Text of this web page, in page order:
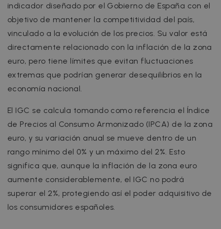
indicador diseñado por el Gobierno de España con el
objetivo de mantener la competitividad del país,
vinculado a la evolución de los precios. Su valor está
directamente relacionado con la inflación de la zona
euro, pero tiene límites que evitan fluctuaciones
extremas que podrían generar desequilibrios en la
economía nacional.
El IGC se calcula tomando como referencia el Índice
de Precios al Consumo Armonizado (IPCA) de la zona
euro, y su variación anual se mueve dentro de un
rango mínimo del 0% y un máximo del 2%. Esto
significa que, aunque la inflación de la zona euro
aumente considerablemente, el IGC no podrá
superar el 2%, protegiendo así el poder adquisitivo de
los consumidores españoles.